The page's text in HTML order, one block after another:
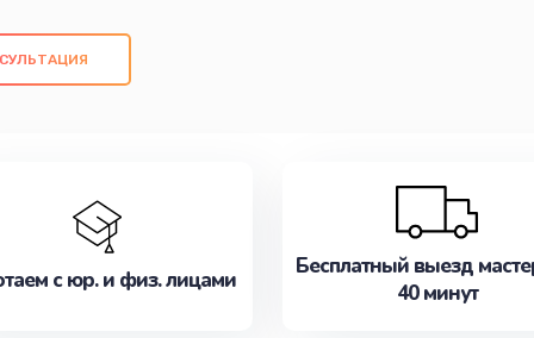
обслуживание, удовлетворяя их
записаться на ремонт уже
с юр. и физ. лицами
Бесплатный выезд
40 минут